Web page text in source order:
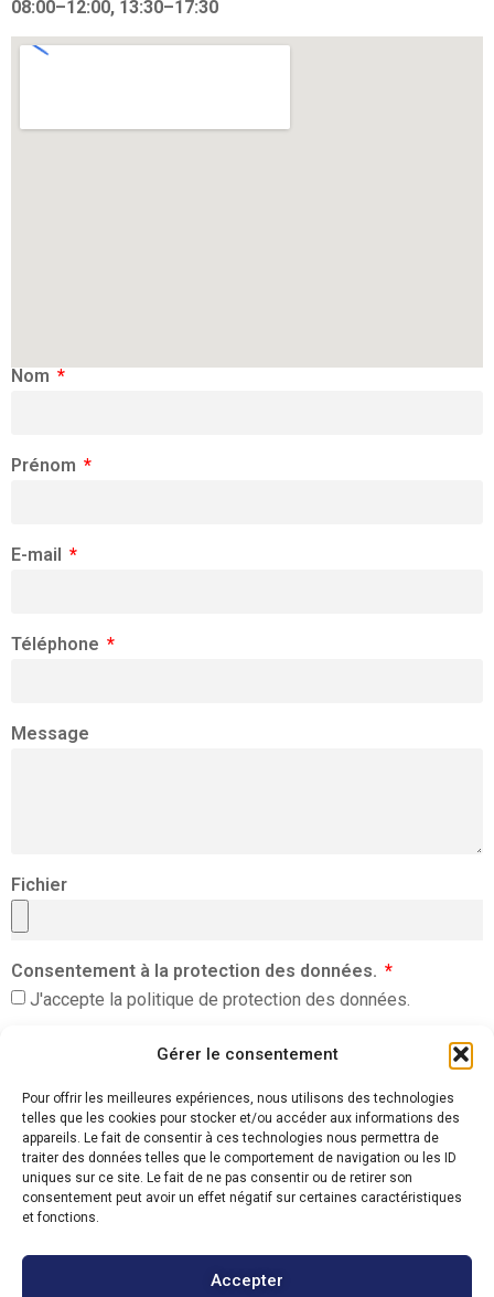
Gérer le consentement
Pour offrir les meilleures expériences, nous utilisons des technologies
telles que les cookies pour stocker et/ou accéder aux informations des
appareils. Le fait de consentir à ces technologies nous permettra de
traiter des données telles que le comportement de navigation ou les ID
uniques sur ce site. Le fait de ne pas consentir ou de retirer son
consentement peut avoir un effet négatif sur certaines caractéristiques
et fonctions.
Accepter
08:00–12:00, 13:30–17:30
Nom
Prénom
E-mail
Téléphone
Message
Fichier
Consentement à la protection des données.
J'accepte la politique de protection des données.
Alternative:
BOSSinterim SA
​Rue de Lausanne 56